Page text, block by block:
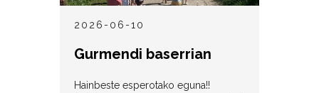
2026-06-10
Gurmendi baserrian
Hainbeste esperotako eguna!!